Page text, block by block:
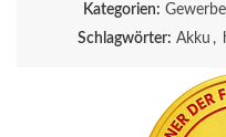
Kategorien:
Schlagwörter: Akku ,